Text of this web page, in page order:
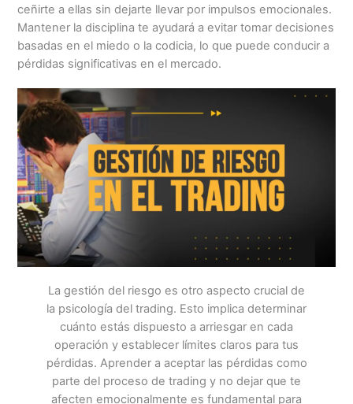
ceñirte a ellas sin dejarte llevar por impulsos emocionales.
Mantener la disciplina te ayudará a evitar tomar decisiones
basadas en el miedo o la codicia, lo que puede conducir a
pérdidas significativas en el mercado.
La gestión del riesgo es otro aspecto crucial de
la psicología del trading. Esto implica determinar
cuánto estás dispuesto a arriesgar en cada
operación y establecer límites claros para tus
pérdidas. Aprender a aceptar las pérdidas como
parte del proceso de trading y no dejar que te
afecten emocionalmente es fundamental para